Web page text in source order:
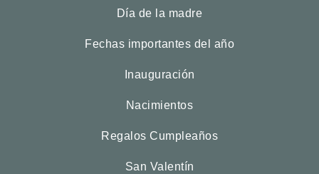
Día de la madre
Fechas importantes del año
Inauguración
Nacimientos
Regalos Cumpleaños
San Valentín